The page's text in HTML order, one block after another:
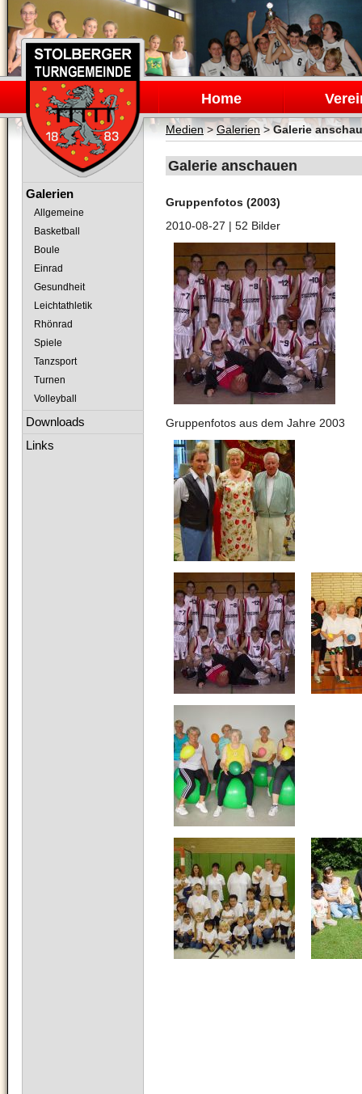
Navigation
überspringen
Home
Medien>Galerien >Galerie
Galerie anschauen
Gruppenfotos (2003)
2010-08-27 | 52 Bilder
Gruppenfotos aus dem Jahre 2003
Navigation
Galerien
Allgemeine
Basketball
Boule
Einrad
Gesundheit
Leichtathletik
Rhönrad
Spiele
Tanzsport
Turnen
Volleyball
Downloads
Links